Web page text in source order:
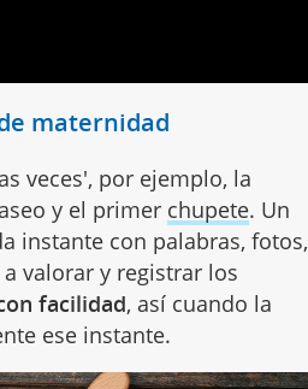
maternidad
veces', por ejemplo, la
y el primer chupete. Un
instante con palabras, fotos,
valorar y registrar los
facilidad, así cuando la
ese instante.